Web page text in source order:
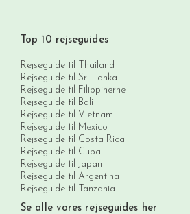
Top 10 rejseguides
Rejseguide til Thailand
Rejseguide til Sri Lanka
Rejseguide til Filippinerne
Rejseguide til Bali
Rejseguide til Vietnam
Rejseguide til Mexico
Rejseguide til Costa Rica
Rejseguide til Cuba
Rejseguide til Japan
Rejseguide til Argentina
Rejseguide til Tanzania
Se alle vores rejseguides her